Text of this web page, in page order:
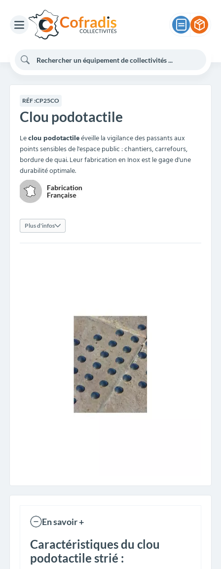
RÉF :CP25CO
Clou podotactile
Leclou podotactileéveille la vigilance des passants aux
points sensibles de l'espace public : chantiers, carrefours,
bordure de quai. Leur fabrication en Inox est le gage d'une
durabilité optimale.
Plus d'infos
En savoir +
Caractéristiques du clou
podotactile strié :